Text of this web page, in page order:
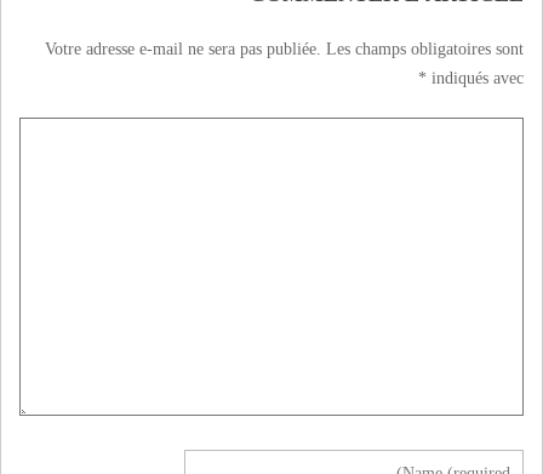
Votre adresse e-mail ne sera pas publiée. Les champs obligatoires sont
indiqués avec
*